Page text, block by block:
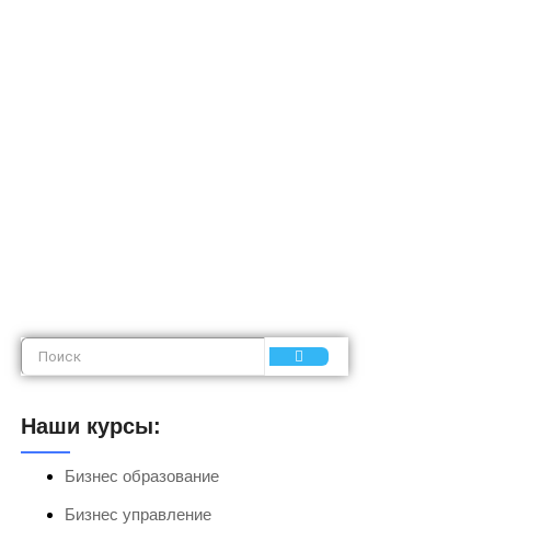
Наши курсы:
Бизнес образование
Бизнес управление